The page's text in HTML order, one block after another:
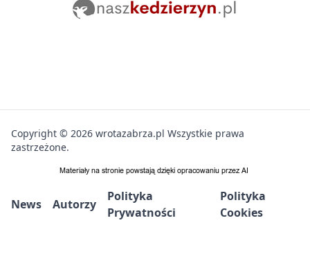
Copyright © 2026 wrotazabrza.pl Wszystkie prawa
zastrzeżone.
News Autorzy
Polityka
Prywatności
Polityka
Cookies